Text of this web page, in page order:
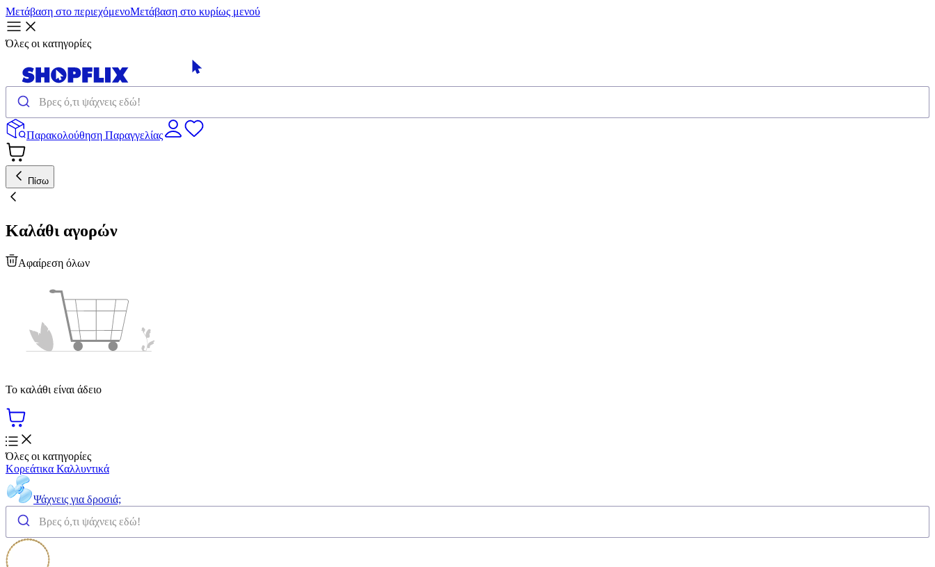
Μετάβαση στο περιεχόμενοΜετάβαση στο κυρίως μενού
Όλες οι κατηγορίες
Παρακολούθηση Παραγγελίας
Πίσω
Καλάθι αγορών
Αφαίρεση όλων
Το καλάθι είναι άδειο
Όλες οι κατηγορίες
Κορεάτικα Καλλυντικά
Ψάχνεις για δροσιά;